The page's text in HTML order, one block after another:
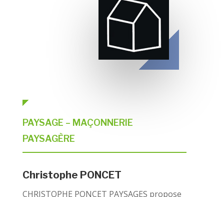
PAYSAGE – MAÇONNERIE
PAYSAGÈRE
Christophe PONCET
CHRISTOPHE PONCET PAYSAGES propose